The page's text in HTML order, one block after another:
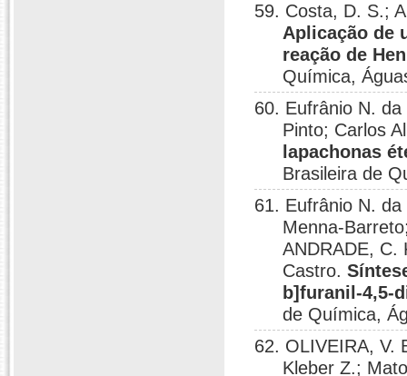
59. Costa, D. S.;
Aplicação de
reação de
Química,
60. Eufrânio N.
Pinto; Carlos
lapachonas
Brasileira de
61. Eufrânio N.
Menna-
ANDRADE, C.
Castro.
b]furanil-4,5-
de Química,
62. OLIVEIRA, V.
Kleber Z.;